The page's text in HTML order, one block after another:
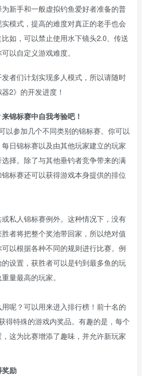
新手和一般虚拟钓鱼爱好者准备的普
模式，提高的难度对真正的老手也会
如，可以禁止使用水下镜头2.0、传送
以自定义游戏难度。
者们计划实现多人模式，所以请随时
2》的开发进度！
锦标赛中自我考验吧！
以参加几个不同类别的锦标赛。你可以
日锦标赛以及由其他玩家建立的玩家
择。除了与其他垂钓者竞争带来的满
标赛还可以获得游戏本身提供的排位
私人锦标赛例外。这种情况下，没有
者将把整个奖池带回家，所以绝对值
以根据各种不同的规则进行比赛。例
设置，获胜者可以是钓到最多鱼的玩
量最高的玩家。
呢？可以用来进入排行榜！前十名的
得特殊的游戏内奖品。有趣的是，每个
这为比赛增添了趣味，并允许新玩家
奖励